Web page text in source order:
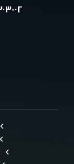
٠٢-٢٣٩٣٥٣٠٣ / ٠٢-٢٣٩٣٠٣٣٨